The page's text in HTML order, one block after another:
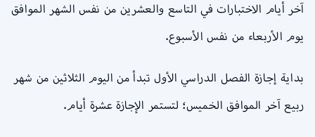
آخر أيام الاختبارات في التاسع والعشرين من نفس الشهر الموافق
يوم الأربعاء من نفس الأسبوع.
بداية إجازة الفصل الدراسي الأول تبدأ من اليوم الثلاثين من شهر
ربيع آخر الموافق الخميس؛ لتستمر الإجازة عشرة أيام.